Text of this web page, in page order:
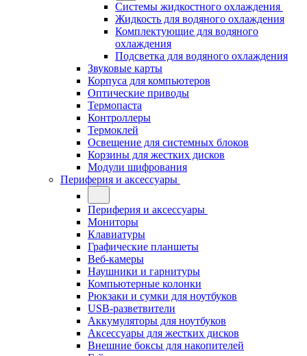
Системы жидкостного охлаждения
Жидкость для водяного охлаждения
Комплектующие для водяного
охлаждения
Подсветка для водяного охлаждения
Звуковые карты
Корпуса для компьютеров
Оптические приводы
Термопаста
Контроллеры
Термоклей
Освещение для системных блоков
Корзины для жестких дисков
Модули шифрования
Периферия и аксессуары
Периферия и аксессуары
Мониторы
Клавиатуры
Графические планшеты
Веб-камеры
Наушники и гарнитуры
Компьютерные колонки
Рюкзаки и сумки для ноутбуков
USB-разветвители
Аккумуляторы для ноутбуков
Аксессуары для жестких дисков
Внешние боксы для накопителей